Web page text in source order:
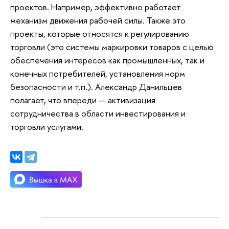
проектов. Например, эффективно работает
механизм движения рабочей силы. Также это
проекты, которые относятся к регулированию
торговли (это системы маркировки товаров с целью
обеспечения интересов как промышленных, так и
конечных потребителей, установления норм
безопасности и т.п.). Александр Данильцев
полагает, что впереди — активизация
сотрудничества в области инвестирования и
торговли услугами.